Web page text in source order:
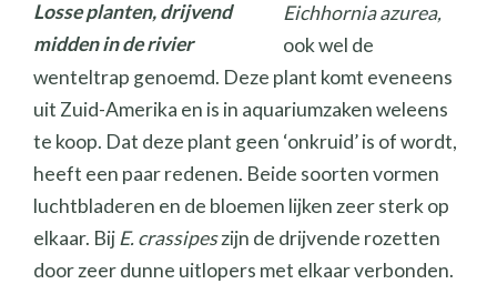
Losse planten, drijvend
midden in de rivier
Eichhornia azurea,
ook wel de
wenteltrap genoemd. Deze plant komt eveneens
uit Zuid-Amerika en is in aquariumzaken weleens
te koop. Dat deze plant geen ‘onkruid’ is of wordt,
heeft een paar redenen. Beide soorten vormen
luchtbladeren en de bloemen lijken zeer sterk op
elkaar. Bij E. crassipeszijn de drijvende rozetten
door zeer dunne uitlopers met elkaar verbonden.